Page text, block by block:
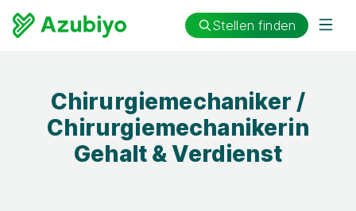
Stellen finden
Chirurgiemechaniker /
Chirurgiemechanikerin
Gehalt & Verdienst